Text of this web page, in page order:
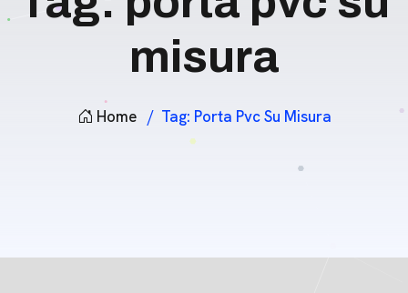
misura
Home Tag: Porta Pvc Su Misura